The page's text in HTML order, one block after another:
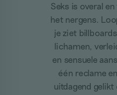
Seks is overal
het nergens.
je ziet
lichamen,
en sensuele
één reclame
uitdagend